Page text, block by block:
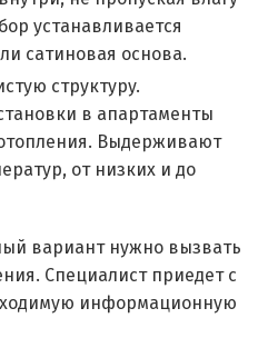
устанавливается
сатиновая основа.
структуру.
в апартаменты
Выдерживают
от низких и до
вариант нужно вызвать
Специалист приедет с
информационную